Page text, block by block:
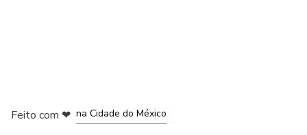
Feito com ❤ na Cidade do México